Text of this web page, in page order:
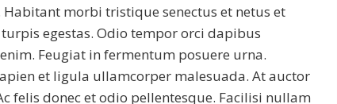
morbi tristique senectus et netus et
egestas. Odio tempor orci dapibus
Feugiat in fermentum posuere urna.
et ligula ullamcorper malesuada. At auctor
felis donec et odio pellentesque. Facilisi nullam